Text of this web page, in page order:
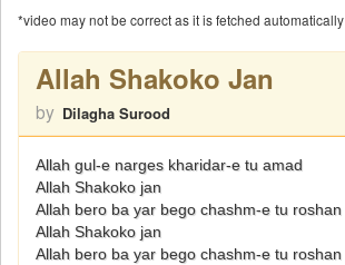
*video may not be correct as it is fetched automatically
Allah Shakoko Jan
by Dilagha Surood
Allah gul-e narges kharidar-e tu amad
Allah Shakoko jan
Allah bero ba yar bego chashm-e tu roshan
Allah Shakoko jan
Allah bero ba yar bego chashm-e tu roshan